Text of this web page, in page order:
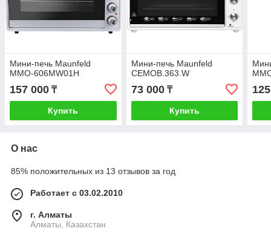
Мини-печь Maunfeld
MMO-606MW01H
157 000 ₸
Купить
Мини-печь Maunfeld
CEMOB.363.W
73 000₸
Купить
О нас
85% положительных из 13 отзывов за год
Работает с 03.02.2010
г. Алматы
Алматы, Казахстан